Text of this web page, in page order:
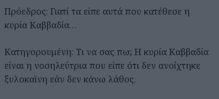
Πρόεδρος: Γιατί τα είπε αυτά που κατέθεσε η
κυρία Καββαδία…
Κατηγορουμένη: Τι να σας πω; Η κυρία Καββαδία
είναι η νοσηλεύτρια που είπε ότι δεν ανοίχτηκε
ξυλοκαϊνη εάν δεν κάνω λάθος.